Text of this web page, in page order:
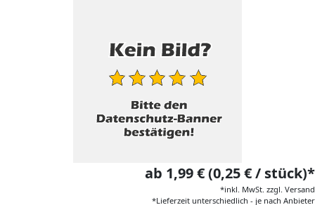
ab 1,99 € (0,25 € / stück)*
*inkl. MwSt. zzgl. Versand
*Lieferzeit unterschiedlich - je nach Anbieter